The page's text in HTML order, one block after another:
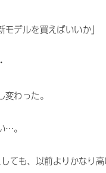
モデルを買えばいいか」
わった。
…。
も、以前よりかなり高